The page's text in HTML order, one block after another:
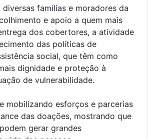
famílias e moradores da
e apoio a quem mais
dos cobertores, a atividade
das políticas de
social, que têm como
dignidade e proteção à
de vulnerabilidade.
mobilizando esforços e parcerias
das doações, mostrando que
gerar grandes